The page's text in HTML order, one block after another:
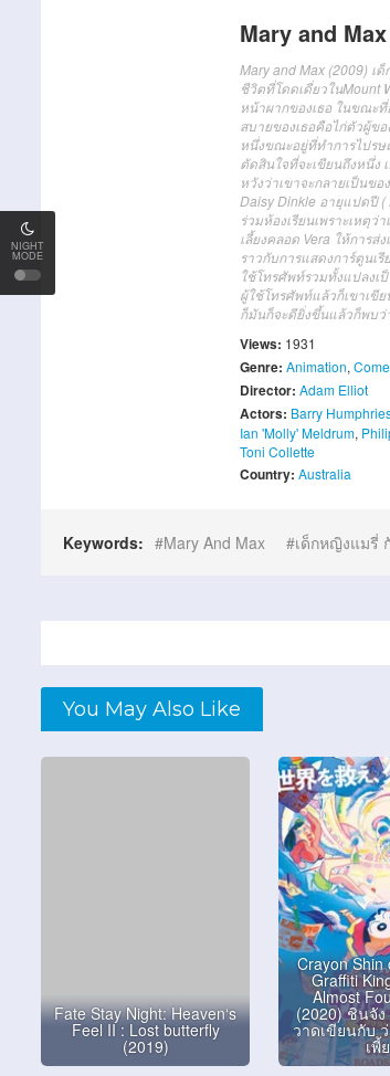
NIGHT
MODE
Mary and
Mary and Max (2009) เ
ชีวิตที่โดดเดี่ยวในMount
หน้าผากของเธอ ในขณะ
สบายของเธอคือไก่ตัวผู้ข
หนึ่งขณะอยู่ที่ทำการไปรษ
ตัดสินใจที่จะเขียนถึงหนึ่ง
หวังว่าเขาจะกลายเป็นข
Daisy Dinkle อายุแปดปี (
ร่วมห้องเรียนเพราะเหตุ
เลี้ยงคลอด Vera ให้การ
ราวกับการแสดงการ์ตูน
ใช้โทรศัพท์รวมทั้งแปลงเ
ผู้ใช้โทรศัพท์แล้วก็เขาเขี
ก็มันก็จะดียิ่งขึ้นแล้วก็พบ
Views: 1931
Genre: Animation,
Director: Adam Elliot
Actors: Barry
Ian 'Molly' Meldrum,
Toni Collette
Country: Australia
Keywords: Mary And Max เด็กหญิงแมรี่
You May Also Like
Fate Stay Night: Heaven‘s
Feel II : Lost butterfly
(2019)
Crayon Shin
Graffiti
Almost
(2020) ชินจั
วาดเขียนกับ
เพี้